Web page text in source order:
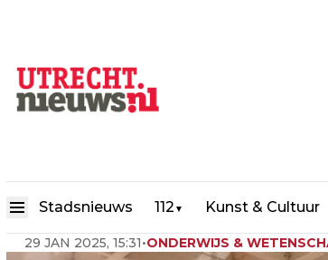
Stadsnieuws 112 ▼ Kunst & Cultuur
Faculteit
29 JAN 2025, 15:31•ONDERWIJS &